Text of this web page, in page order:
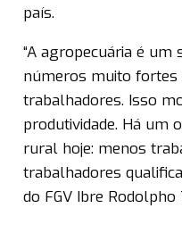
país.
“A agropecuária é um
números muito fortes
trabalhadores. Isso
produtividade. Há um
rural hoje: menos
trabalhadores
do FGV Ibre Rodolpho